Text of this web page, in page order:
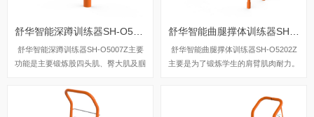
舒华智能深蹲训练器SH-O5007Z
舒华智能深蹲训练器SH-O5007Z主要
功能是主要锻炼股四头肌、臀大肌及腘
舒华智能曲腿撑体训练器SH-O5202Z
舒华智能曲腿撑体训练器SH-O5202Z
主要是为了锻炼学生的肩臂肌肉耐力。